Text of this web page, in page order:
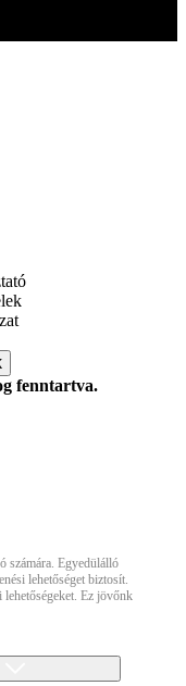
fenntartva.
számára. Egyedülálló
lehetőséget biztosít.
Ez jövőnk